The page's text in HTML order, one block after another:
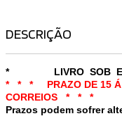
DESCRIÇÃO
* LIVRO SOB
* * * PRAZO DE 15 Á
CORREIOS * * *
Prazos podem sofrer